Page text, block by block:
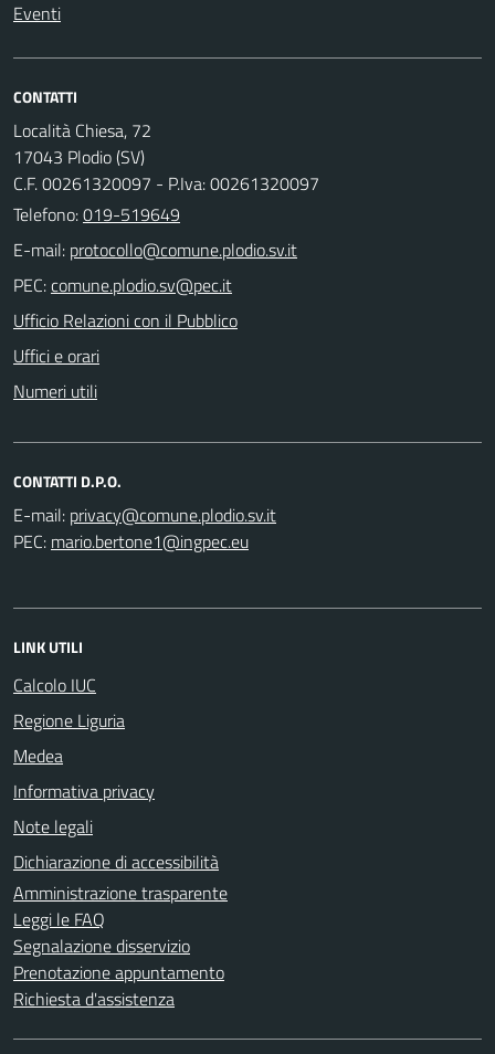
Eventi
CONTATTI
Località Chiesa, 72
17043 Plodio (SV)
C.F. 00261320097 - P.Iva: 00261320097
Telefono:019-519649
E-mail:
PEC:
Ufficio Relazioni con il Pubblico
Uffici e orari
Numeri utili
CONTATTI D.P.O.
E-mail:
PEC:
LINK UTILI
Calcolo IUC
Regione Liguria
Medea
Informativa privacy
Note legali
Dichiarazione di accessibilità
Amministrazione trasparente
Leggi le FAQ
Segnalazione disservizio
Prenotazione appuntamento
Richiesta d'assistenza